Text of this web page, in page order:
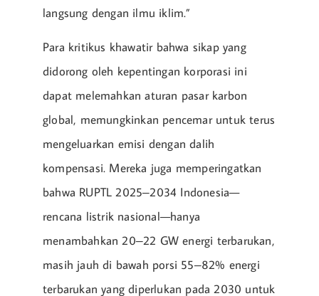
langsung dengan ilmu iklim.”
Para kritikus khawatir bahwa sikap yang
didorong oleh kepentingan korporasi ini
dapat melemahkan aturan pasar karbon
global, memungkinkan pencemar untuk terus
mengeluarkan emisi dengan dalih
kompensasi. Mereka juga memperingatkan
bahwa RUPTL 2025–2034 Indonesia—
rencana listrik nasional—hanya
menambahkan 20–22 GW energi terbarukan,
masih jauh di bawah porsi 55–82% energi
terbarukan yang diperlukan pada 2030 untuk